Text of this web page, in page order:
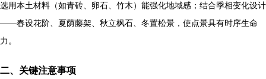
选用本土材料（如青砖、卵石、竹木）能强化地域感；结合季相变化设计
——春设花阶、夏荫藤架、秋立枫石、冬置松景，使点景具有时序生命
力。
二、关键注意事项